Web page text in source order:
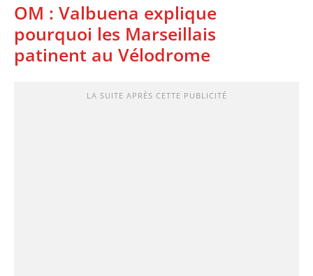
OM : Valbuena explique
pourquoi les Marseillais
patinent au Vélodrome
LA SUITE APRÈS CETTE PUBLICITÉ